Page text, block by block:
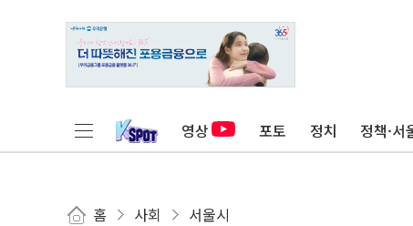
영상 포토 정치 정책·서
홈 사회 서울시